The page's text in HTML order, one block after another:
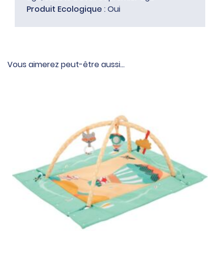
Produit Ecologique : Oui
Vous aimerez peut-être aussi…